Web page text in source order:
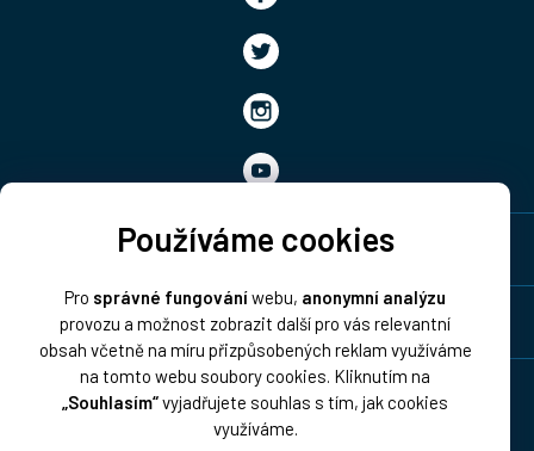
Používáme cookies
Pro správné fungováníwebu, anonymní analýzu
provozu a možnost zobrazit další pro vás relevantní
obsah včetně na míru přizpůsobených reklam využíváme
na tomto webu soubory cookies. Kliknutím na
„Souhlasím“vyjadřujete souhlas s tím, jak cookies
využíváme.
Společnost DISK
Pro zákazníky
Sledujte nás